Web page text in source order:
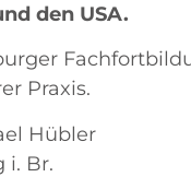
den USA.
Praxis.
Hübler
i. Br.